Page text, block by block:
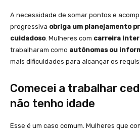
A necessidade de somar pontos e
progressiva obriga um planejamento
cuidadoso. Mulheres com carreira
trabalharam como autônomas ou
mais dificuldades para alcançar os
Comecei a trabalhar
não tenho idade
Esse é um caso comum. Mulheres que